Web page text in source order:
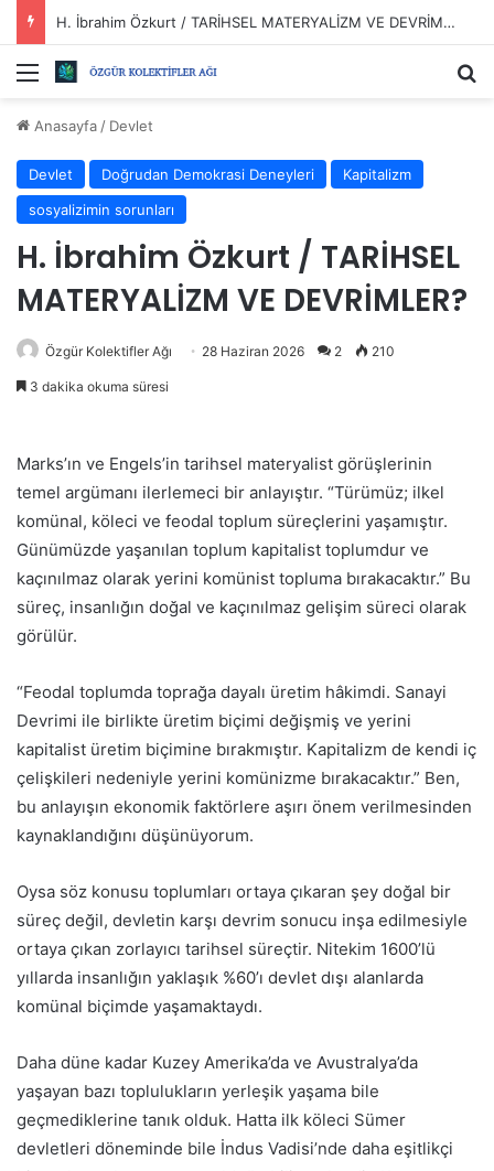
H. İbrahim Özkurt / TARİHSEL MATERYALİZM VE DEVRİMLER?
Menü
Anasayfa / Devlet
Devlet Doğrudan Demokrasi Deneyleri
Kapitalizm
sosyalizimin sorunları
H. İbrahim Özkurt / TARİHSEL
MATERYALİZM VE DEVRİMLER?
Özgür Kolektifler Ağı 28 Haziran 2026 2 210
3 dakika okuma süresi
Marks’ın ve Engels’in tarihsel materyalist görüşlerinin
temel argümanı ilerlemeci bir anlayıştır. “Türümüz; ilkel
komünal, köleci ve feodal toplum süreçlerini yaşamıştır.
Günümüzde yaşanılan toplum kapitalist toplumdur ve
kaçınılmaz olarak yerini komünist topluma bırakacaktır.” Bu
süreç, insanlığın doğal ve kaçınılmaz gelişim süreci olarak
görülür.
“Feodal toplumda toprağa dayalı üretim hâkimdi. Sanayi
Devrimi ile birlikte üretim biçimi değişmiş ve yerini
kapitalist üretim biçimine bırakmıştır. Kapitalizm de kendi iç
çelişkileri nedeniyle yerini komünizme bırakacaktır.” Ben,
bu anlayışın ekonomik faktörlere aşırı önem verilmesinden
kaynaklandığını düşünüyorum.
Oysa söz konusu toplumları ortaya çıkaran şey doğal bir
süreç değil, devletin karşı devrim sonucu inşa edilmesiyle
ortaya çıkan zorlayıcı tarihsel süreçtir. Nitekim 1600’lü
yıllarda insanlığın yaklaşık %60’ı devlet dışı alanlarda
komünal biçimde yaşamaktaydı.
Daha düne kadar Kuzey Amerika’da ve Avustralya’da
yaşayan bazı toplulukların yerleşik yaşama bile
geçmediklerine tanık olduk. Hatta ilk köleci Sümer
devletleri döneminde bile İndus Vadisi’nde daha eşitlikçi